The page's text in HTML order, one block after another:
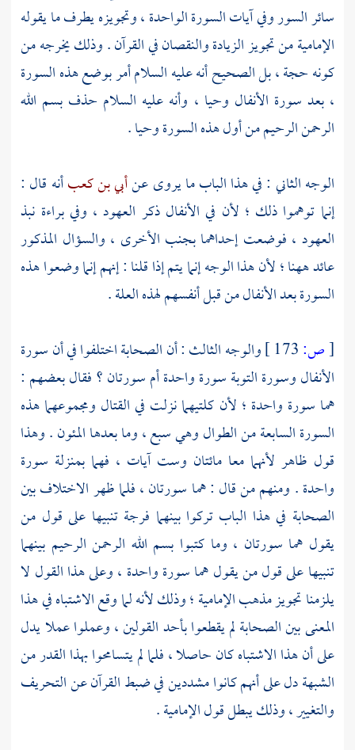
سائر السور وفي آيات السورة الواحدة ، وتجويزه يطرف ما يقوله
الإماميةمن تجويز الزيادة والنقصان في القرآن . وذلك يخرجه من
كونه حجة ، بل الصحيح أنه عليه السلام أمر بوضع هذه السورة
، بعد سورة الأنفال وحيا ، وأنه عليه السلام حذف بسم الله
الرحمن الرحيم من أول هذه السورة وحيا .
الوجه الثاني : في هذا الباب ما يروى عنأبي بن كعبأنه قال :
إنما توهموا ذلك ؛ لأن في الأنفال ذكر العهود ، وفي براءة نبذ
العهود ، فوضعت إحداهما بجنب الأخرى ، والسؤال المذكور
عائد ههنا ؛ لأن هذا الوجه إنما يتم إذا قلنا : إنهم إنما وضعوا هذه
السورة بعد الأنفال من قبل أنفسهم لهذه العلة .
[ص:
والوجه الثالث : أن الصحابة اختلفوا في أن سورة
الأنفال وسورة التوبة سورة واحدة أم سورتان ؟ فقال بعضهم :
هما سورة واحدة ؛ لأن كلتيهما نزلت في القتال ومجموعهما هذه
السورة السابعة من الطوال وهي سبع ، وما بعدها المئون . وهذا
قول ظاهر لأنهما معا مائتان وست آيات ، فهما بمنزلة سورة
واحدة . ومنهم من قال : هما سورتان ، فلما ظهر الاختلاف بين
الصحابة في هذا الباب تركوا بينهما فرجة تنبيها على قول من
يقول هما سورتان ، وما كتبوا بسم الله الرحمن الرحيم بينهما
تنبيها على قول من يقول هما سورة واحدة ، وعلى هذا القول لا
يلزمنا تجويز مذهبالإمامية؛ وذلك لأنه لما وقع الاشتباه في هذا
المعنى بين الصحابة لم يقطعوا بأحد القولين ، وعملوا عملا يدل
على أن هذا الاشتباه كان حاصلا ، فلما لم يتسامحوا بهذا القدر من
الشبهة دل على أنهم كانوا مشددين في ضبط القرآن عن التحريف
والتغيير ، وذلك يبطل قولالإمامية.